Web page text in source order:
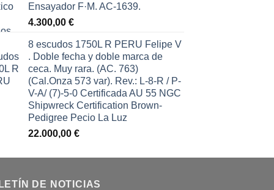
Ensayador F·M. AC-1639.
4.300,00 €
8 escudos 1750L R PERU Felipe V
. Doble fecha y doble marca de
ceca. Muy rara. (AC. 763)
(Cal.Onza 573 var). Rev.: L-8-R / P-
V-A/ (7)-5-0 Certificada AU 55 NGC
Shipwreck Certification Brown-
Pedigree Pecio La Luz
22.000,00 €
DE NOTICIAS